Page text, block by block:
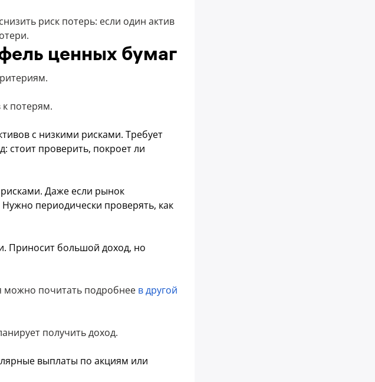
риск потерь: если один актив
ценных бумаг
потерям.
с низкими рисками. Требует
стоит проверить, покроет ли
Даже если рынок
периодически проверять, как
Приносит большой доход, но
можно почитать подробнее в другой
получить доход.
выплаты по акциям или